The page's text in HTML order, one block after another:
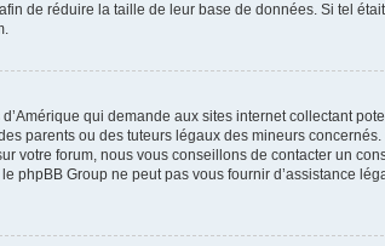
de réduire la taille de leur base de données. Si tel
qui demande aux sites internet collectant
parents ou des tuteurs légaux des mineurs
votre forum, nous vous conseillons de contacter un
Group ne peut pas vous fournir d’assistance